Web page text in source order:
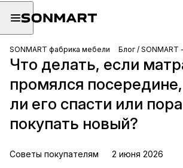
SONMART фабрика мебели Блог /
Что делать, если
промялся
ли его спасти или пора
покупать новый?
Советы покупателям 2 июня 2026